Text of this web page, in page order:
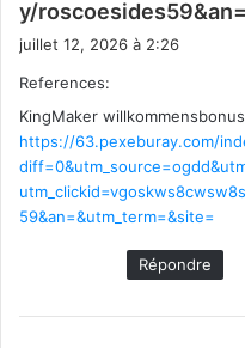
y/
juillet 12, 2026 à 2:26
References:
KingMaker
https://63.pexeburay.com/
59&an=&utm_term=&site=
Répondre